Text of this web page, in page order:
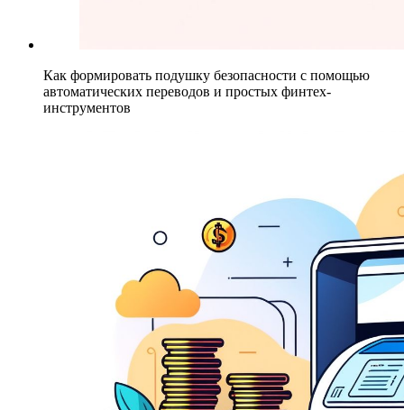
Как формировать подушку безопасности с помощью
автоматических переводов и простых финтех-
инструментов